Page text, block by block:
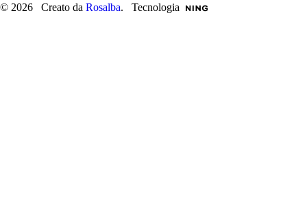
© 2026 Creato da Rosalba. Tecnologia